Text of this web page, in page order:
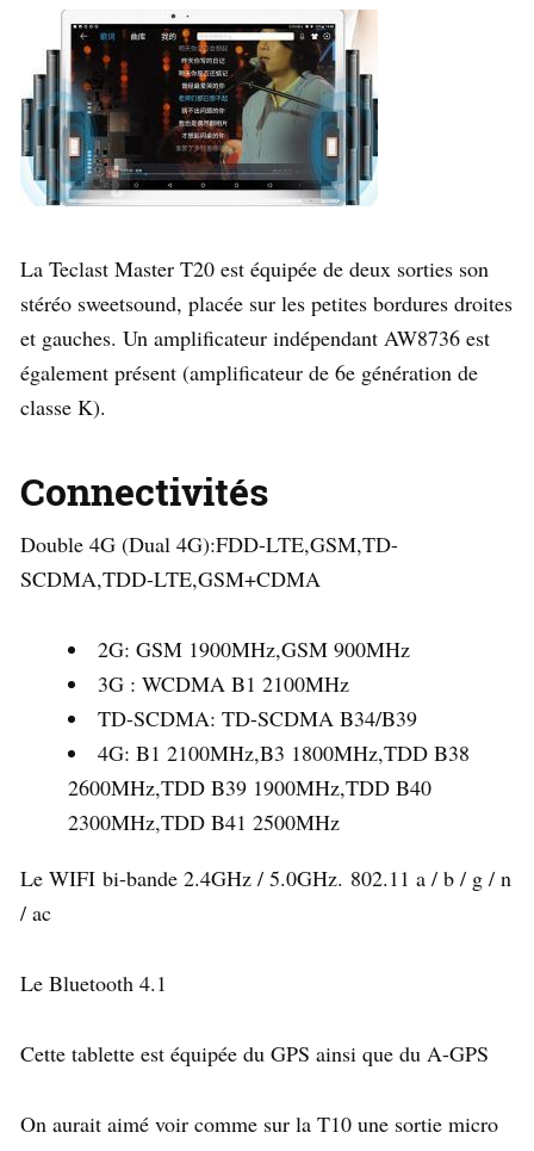
La Teclast Master T20 est équipée de deux sorties son
stéréo sweetsound, placée sur les petites bordures droites
et gauches. Un amplificateur indépendant AW8736 est
également présent (amplificateur de 6e génération de
classe K).
Connectivités
Double 4G (Dual 4G):FDD-LTE,GSM,TD-
SCDMA,TDD-LTE,GSM+CDMA
2G: GSM 1900MHz,GSM 900MHz
3G : WCDMA B1 2100MHz
TD-SCDMA: TD-SCDMA B34/B39
4G: B1 2100MHz,B3 1800MHz,TDD B38
2600MHz,TDD B39 1900MHz,TDD B40
2300MHz,TDD B41 2500MHz
Le WIFI bi-bande 2.4GHz / 5.0GHz. 802.11 a / b / g / n
/ ac
Le Bluetooth 4.1
Cette tablette est équipée du GPS ainsi que du A-GPS
On aurait aimé voir comme sur la T10 une sortie micro